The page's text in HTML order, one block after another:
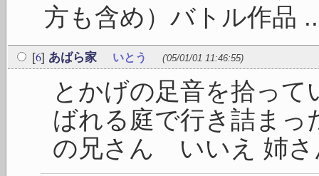
方も含め）バトル作品
[6] あばら家 いとう ('05/01/01 11:46:55)
とかげの足音を拾っ
ばれる庭で行き詰まっ
の兄さん いいえ 姉さ